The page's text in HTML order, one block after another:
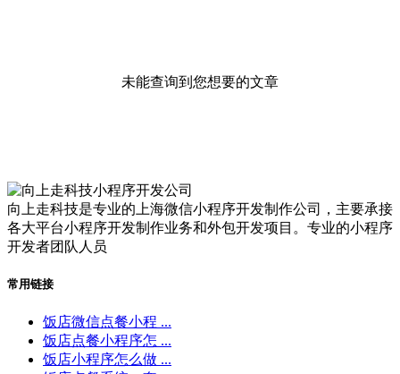
未能查询到您想要的文章
向上走科技是专业的上海微信小程序开发制作公司，主要承接
各大平台小程序开发制作业务和外包开发项目。专业的小程序
开发者团队人员
常用链接
饭店微信点餐小程 ...
饭店点餐小程序怎 ...
饭店小程序怎么做 ...